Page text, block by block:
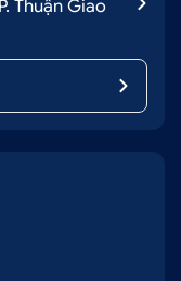
Thuận Giao